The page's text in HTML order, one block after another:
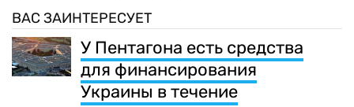
ВАС ЗАИНТЕРЕСУЕТ
У Пентагона есть средства
для финансирования
Украины в течение